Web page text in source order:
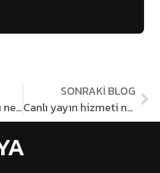
Podcast stüdyosu nedir? İstanbul’da profesyonel podcast çekimi rehberi
SONRAKI BLOG
Canlı yayın hizmeti nedir? Kurumsal etkinliklerde profesyonel yayının gücü